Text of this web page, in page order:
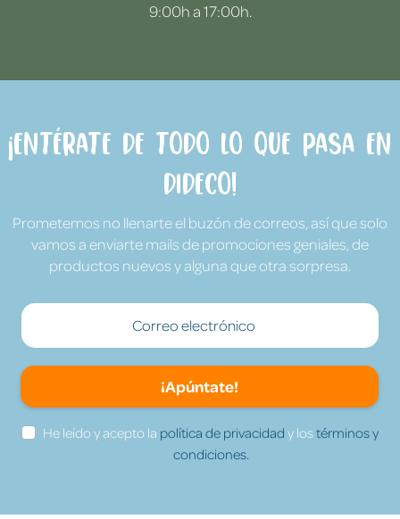
9:00h a 17:00h.
¡Entérate de todo lo que pasa en
Dideco!
Prometemos no llenarte el buzón de correos, así que solo
vamos a enviarte mails de promociones geniales, de
productos nuevos y alguna que otra sorpresa.
¡Apúntate!
He leído y acepto la política de privacidad y lostérminos y
condiciones.